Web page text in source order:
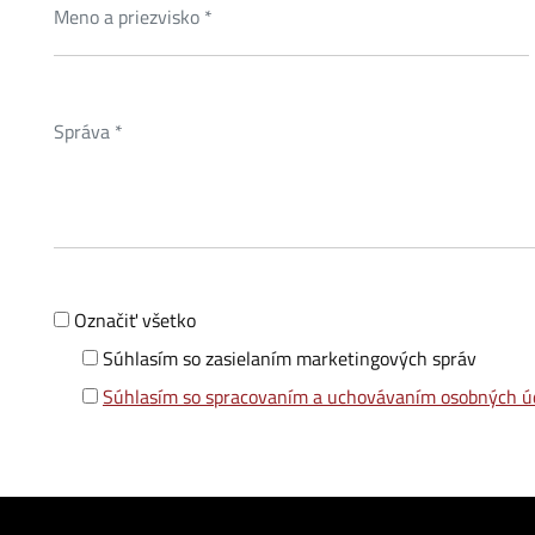
Označiť všetko
Súhlasím so zasielaním marketingových správ
Súhlasím so spracovaním a uchovávaním osobných